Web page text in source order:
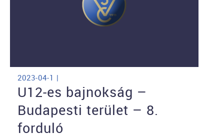
2023-04-1 |
U12-es bajnokság –
Budapesti terület – 8.
forduló